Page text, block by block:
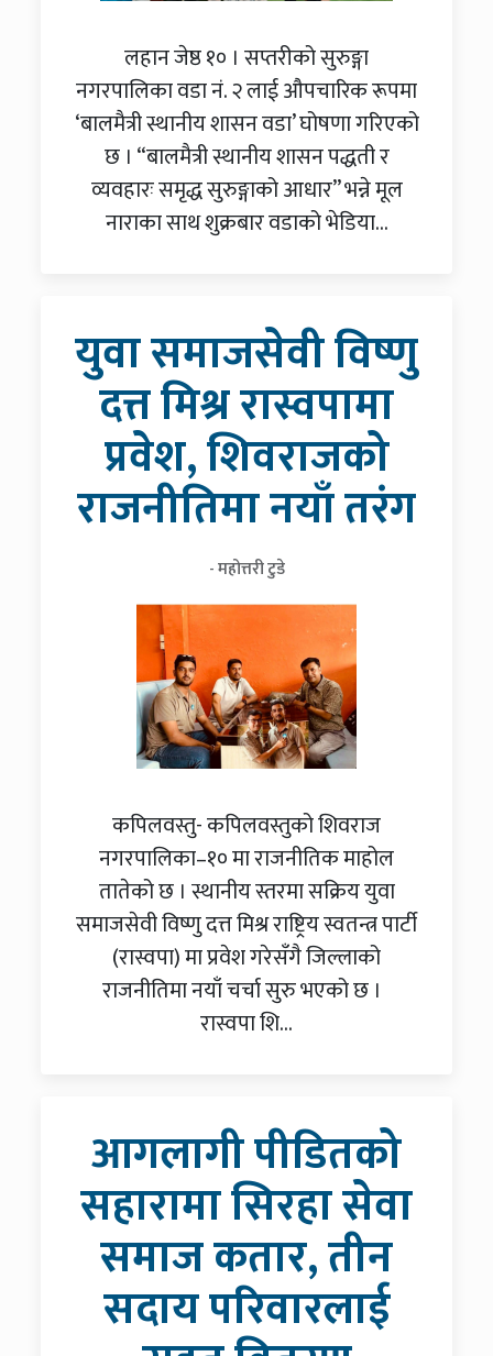
लहान जेष्ठ १० । सप्तरीको सुरुङ्गा
नगरपालिका वडा नं. २ लाई औपचारिक रूपमा
‘बालमैत्री स्थानीय शासन वडा’ घोषणा गरिएको
छ । “बालमैत्री स्थानीय शासन पद्धती र
व्यवहारः समृद्ध सुरुङ्गाको आधार” भन्ने मूल
नाराका साथ शुक्रबार वडाको भेडिया...
युवा समाजसेवी विष्णु
दत्त मिश्र रास्वपामा
प्रवेश, शिवराजको
राजनीतिमा नयाँ तरंग
- महोत्तरी टुडे
कपिलवस्तु- कपिलवस्तुको शिवराज
नगरपालिका–१० मा राजनीतिक माहोल
तातेको छ । स्थानीय स्तरमा सक्रिय युवा
समाजसेवी विष्णु दत्त मिश्र राष्ट्रिय स्वतन्त्र पार्टी
(रास्वपा) मा प्रवेश गरेसँगै जिल्लाको
राजनीतिमा नयाँ चर्चा सुरु भएको छ ।
रास्वपा शि...
आगलागी पीडितको
सहारामा सिरहा सेवा
समाज कतार, तीन
सदाय परिवारलाई